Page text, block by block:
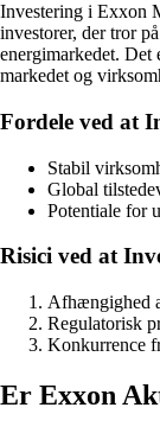
Investering i Exxon
investorer, der tror
energimarkedet. Det
markedet og
Fordele ved at
Stabil
Global
Potentiale for
Risici ved at
Afhængighed
Regulatorisk
Konkurrence
Er Exxon